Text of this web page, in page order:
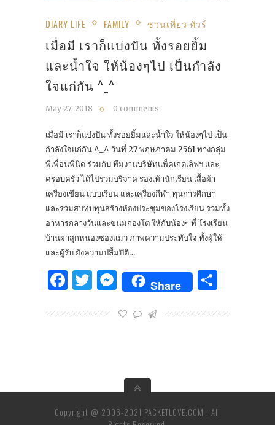
DIARY LIFE FAMILY ชวนเที่ยว ทัวร์
เมื่อมี เราก็แบ่งปัน ทั้งรอยยิ้ม
และน้ำใจ ให้น้องๆไป เป็นกำลัง
ใจแก่กัน ^_^
May 27, 2018 0 comments
เมื่อมี เราก็แบ่งปัน ทั้งรอยยิ้มและน้ำใจ ให้น้องๆไป เป็น
กำลังใจแก่กัน ^_^ วันที่ 27 พฤษภาคม 2561 ทางกลุ่ม
พี่เพื่อนพี่นิด ร่วมกับ ทีมงานบริษัทแพ็คเกตเลิฟฯ และ
ครอบครัว ได้ไปร่วมบริจาค รองเท้านักเรียน เสื้อผ้า
เครื่องเขียน แบบเรียน และเครื่องกีฬา ทุนการศึกษา
และร่วมสบทบทุนสร้างห้องประชุมของโรงเรียน รวมทั้ง
อาหารกลางวันและขนมกองโต ให้กับน้องๆ ที่ โรงเรียน
บ้านผาสุกหนองซองแมว ภาพความประทับใจ ทั้งผู้ให้
และผู้รับ ยังความปลื้มปิติ…
Facebook
Twitter
Messenger
Share
Copyright @ 2006-2021 PACKETLOVE.COM . All